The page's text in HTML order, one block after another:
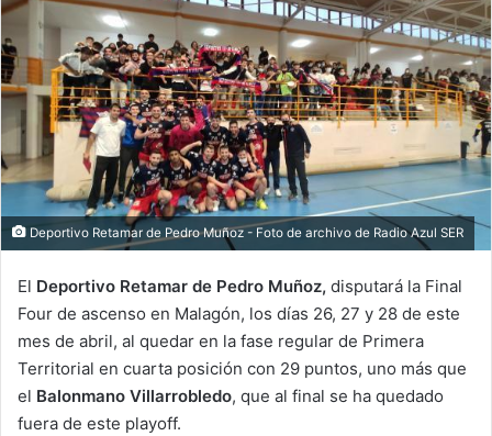
Deportivo Retamar de Pedro Muñoz - Foto de archivo de Radio Azul SER
El Deportivo Retamar de Pedro Muñoz, disputará la Final
Four de ascenso en Malagón, los días 26, 27 y 28 de este
mes de abril, al quedar en la fase regular de Primera
Territorial en cuarta posición con 29 puntos, uno más que
el Balonmano Villarrobledo, que al final se ha quedado
fuera de este playoff.